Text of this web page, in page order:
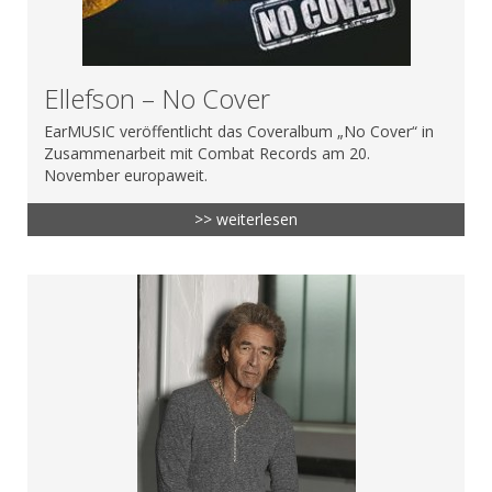
Ellefson – No Cover
EarMUSIC veröffentlicht das Coveralbum „No Cover“ in
Zusammenarbeit mit Combat Records am 20.
November europaweit.
>> weiterlesen